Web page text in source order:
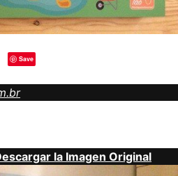
Save
la Imagen Original